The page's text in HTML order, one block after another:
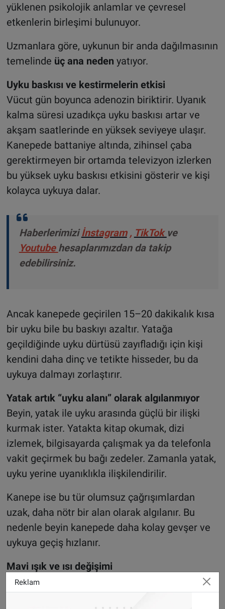
yüklenen psikolojik anlamlar ve çevresel
etkenlerin birleşimi bulunuyor.
Uzmanlara göre, uykunun bir anda dağılmasının
temelinde üç ana neden yatıyor.
Uyku baskısı ve kestirmelerin etkisi
Vücut gün boyunca adenozin biriktirir. Uyanık
kalma süresi uzadıkça uyku baskısı artar ve
akşam saatlerinde en yüksek seviyeye ulaşır.
Kanepede battaniye altında, zihinsel çaba
gerektirmeyen bir ortamda televizyon izlerken
bu yüksek uyku baskısı etkisini gösterir ve kişi
kolayca uykuya dalar.
Haberlerimiziİnstagram , TikTok ve
Youtube hesaplarımızdan da takip
edebilirsiniz.
Ancak kanepede geçirilen 15–20 dakikalık kısa
bir uyku bile bu baskıyı azaltır. Yatağa
geçildiğinde uyku dürtüsü zayıfladığı için kişi
kendini daha dinç ve tetikte hisseder, bu da
uykuya dalmayı zorlaştırır.
Yatak artık “uyku alanı” olarak algılanmıyor
Beyin, yatak ile uyku arasında güçlü bir ilişki
kurmak ister. Yatakta kitap okumak, dizi
izlemek, bilgisayarda çalışmak ya da telefonla
vakit geçirmek bu bağı zedeler. Zamanla yatak,
uyku yerine uyanıklıkla ilişkilendirilir.
Kanepe ise bu tür olumsuz çağrışımlardan
uzak, daha nötr bir alan olarak algılanır. Bu
nedenle beyin kanepede daha kolay gevşer ve
uykuya geçiş hızlanır.
Mavi ışık ve ısı değişimi
Televizyon ve telefon ekranlarından yayılan
mavi ışık, uyku hormonu melatonin üretimini
Reklam